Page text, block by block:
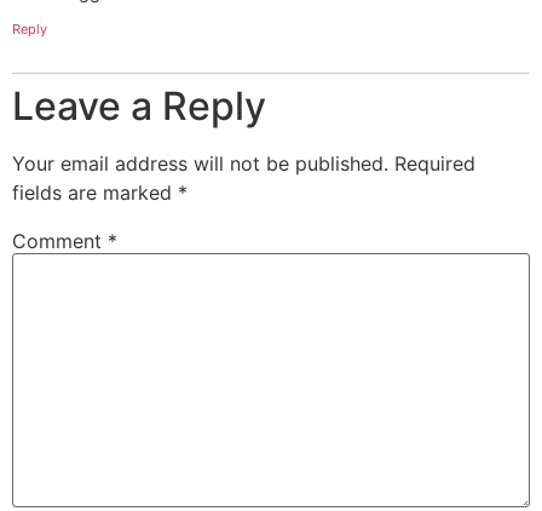
Reply
Leave a Reply
Your email address will not be published. Required
fields are marked *
Comment *